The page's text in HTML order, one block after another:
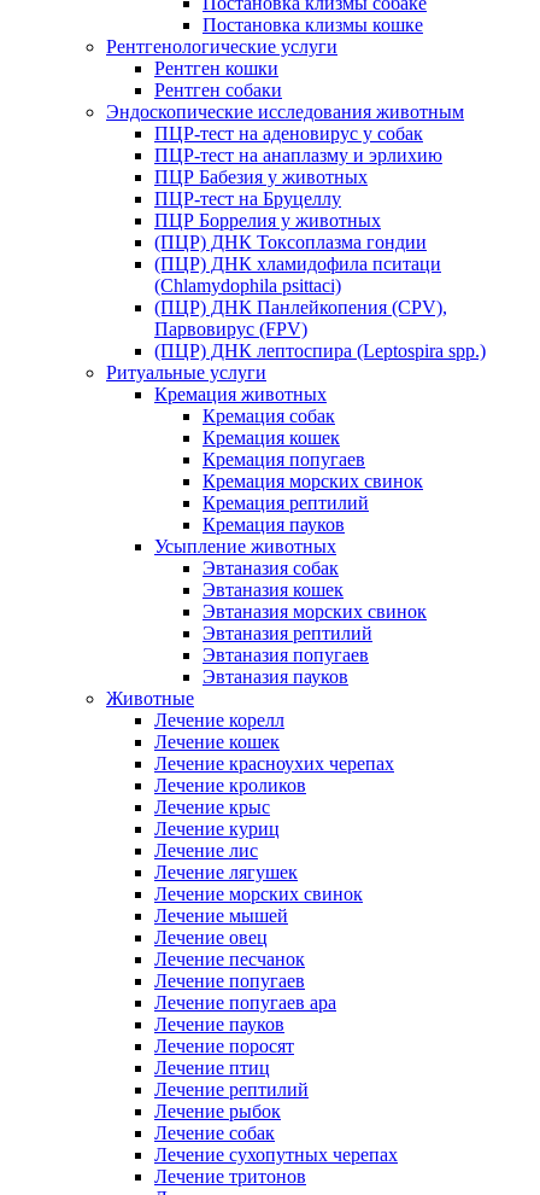
Постановка клизмы кошке
Рентгенологические услуги
Рентген кошки
Рентген собаки
Эндоскопические исследования животным
ПЦР-тест на аденовирус у собак
ПЦР-тест на анаплазму и эрлихию
ПЦР Бабезия у животных
ПЦР-тест на Бруцеллу
ПЦР Боррелия у животных
(ПЦР) ДНК Токсоплазма гондии
(ПЦР) ДНК хламидофила пситаци
(Chlamydophila psittaci)
(ПЦР) ДНК Панлейкопения (CPV),
Парвовирус (FPV)
(ПЦР) ДНК лептоспира (Leptospira spp.)
Ритуальные услуги
Кремация животных
Кремация собак
Кремация кошек
Кремация попугаев
Кремация морских свинок
Кремация рептилий
Кремация пауков
Усыпление животных
Эвтаназия собак
Эвтаназия кошек
Эвтаназия морских свинок
Эвтаназия рептилий
Эвтаназия попугаев
Эвтаназия пауков
Животные
Лечение корелл
Лечение кошек
Лечение красноухих черепах
Лечение кроликов
Лечение крыс
Лечение куриц
Лечение лис
Лечение лягушек
Лечение морских свинок
Лечение мышей
Лечение овец
Лечение песчанок
Лечение попугаев
Лечение попугаев ара
Лечение пауков
Лечение поросят
Лечение птиц
Лечение рептилий
Лечение рыбок
Лечение собак
Лечение сухопутных черепах
Лечение тритонов